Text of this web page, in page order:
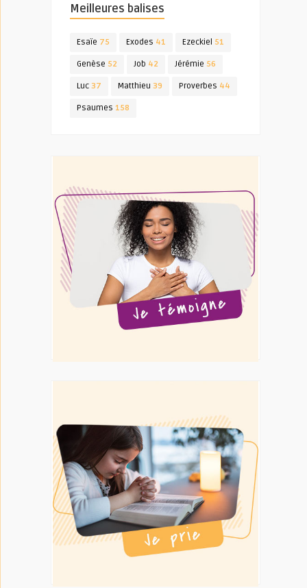
Meilleures balises
Esaïe 75 Exodes 41 Ezeckiel 51
Genèse 52 Job 42 Jérémie 56
Luc 37 Matthieu 39 Proverbes 44
Psaumes 158